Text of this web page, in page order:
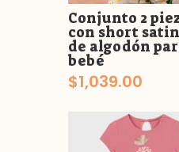
Conjunto 2
con short
de algodón
bebé
$1,039.00